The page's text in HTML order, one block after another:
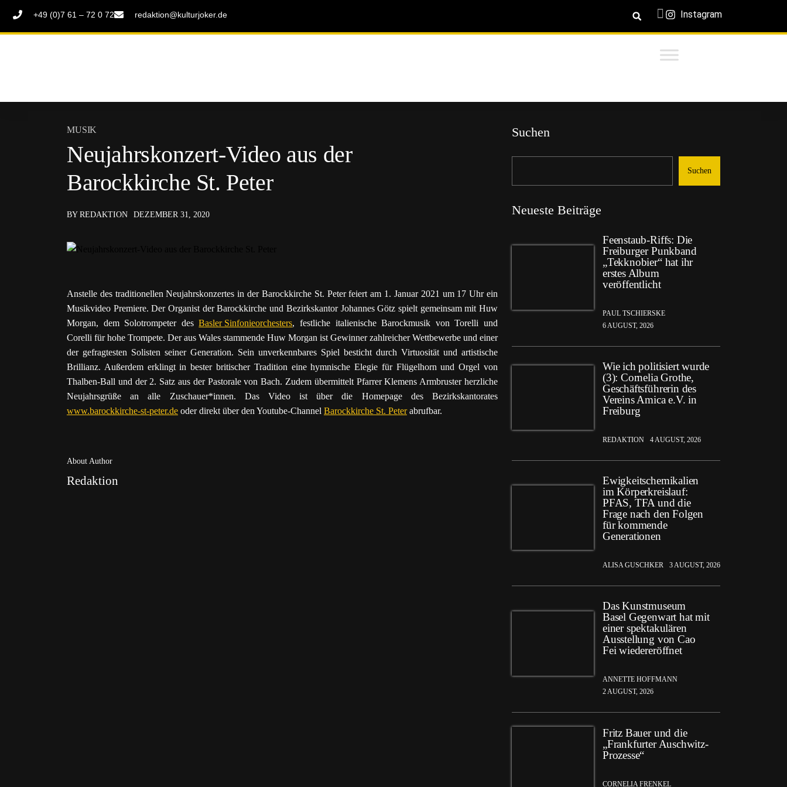
+49 (0)7 61 – 72 0 72 redaktion@kulturjoker.de Instagram
MUSIK
Neujahrskonzert-Video aus der
Barockkirche St. Peter
BY REDAKTION DEZEMBER 31, 2020
Anstelle des traditionellen Neujahrskonzertes in der Barockkirche St. Peter feiert am 1. Januar 2021 um 17 Uhr ein
Musikvideo Premiere. Der Organist der Barockkirche und Bezirkskantor Johannes Götz spielt gemeinsam mit Huw
Morgan, dem Solotrompeter desBasler Sinfonieorchesters, festliche italienische Barockmusik von Torelli und
Corelli für hohe Trompete. Der aus Wales stammende Huw Morgan ist Gewinner zahlreicher Wettbewerbe und einer
der gefragtesten Solisten seiner Generation. Sein unverkennbares Spiel besticht durch Virtuosität und artistische
Brillianz. Außerdem erklingt in bester britischer Tradition eine hymnische Elegie für Flügelhorn und Orgel von
Thalben-Ball und der 2. Satz aus der Pastorale von Bach. Zudem übermittelt Pfarrer Klemens Armbruster herzliche
Neujahrsgrüße an alle Zuschauer*innen. Das Video ist über die Homepage des Bezirkskantorates
www.barockkirche-st-peter.de oder direkt über den Youtube-Channel Barockkirche St. Peterabrufbar.
About Author
Redaktion
Suchen
Suchen
Neueste Beiträge
Feenstaub-Riffs: Die
Freiburger Punkband
„Tekknobier“ hat ihr
erstes Album
veröffentlicht
PAUL TSCHIERSKE
6 AUGUST, 2026
Wie ich politisiert wurde
(3): Cornelia Grothe,
Geschäftsführerin des
Vereins Amica e.V. in
Freiburg
REDAKTION 4 AUGUST, 2026
Ewigkeitschemikalien
im Körperkreislauf:
PFAS, TFA und die
Frage nach den Folgen
für kommende
Generationen
ALISA GUSCHKER 3 AUGUST, 2026
Das Kunstmuseum
Basel Gegenwart hat mit
einer spektakulären
Ausstellung von Cao
Fei wiedereröffnet
ANNETTE HOFFMANN
2 AUGUST, 2026
Fritz Bauer und die
„Frankfurter Auschwitz-
Prozesse“
CORNELIA FRENKEL